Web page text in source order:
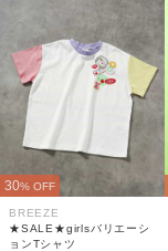
30% OFF
BREEZE
★SALE★girlsバリエーシ
ョンTシャツ